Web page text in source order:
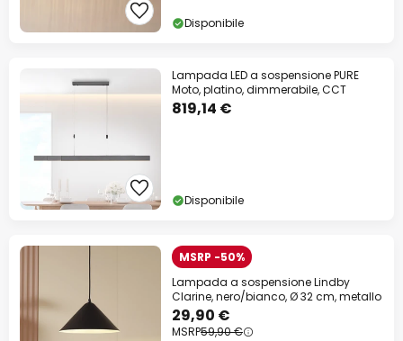
Disponibile
Lampada LED a sospensione PURE
Moto, platino, dimmerabile, CCT
819,14 €
Disponibile
MSRP -50%
Lampada a sospensione Lindby
Clarine, nero/bianco, Ø 32 cm, metallo
29,90 €
MSRP59,90 €